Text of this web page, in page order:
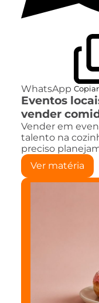
WhatsApp
Eventos
vender
Vender em
talento na
preciso
Ver matéria